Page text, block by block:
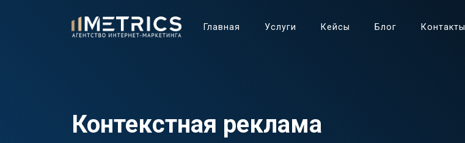
Главная Услуги Кейсы Блог Контакты
Контекстная реклама